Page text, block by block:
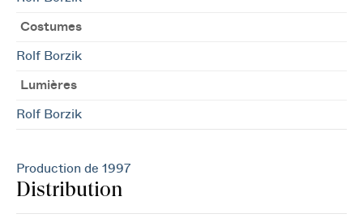
Costumes
Rolf Borzik
Lumières
Rolf Borzik
Production de 1997
Distribution